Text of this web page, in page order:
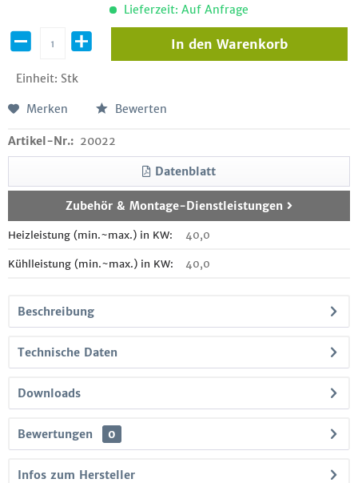
Lieferzeit: Auf Anfrage
Einheit: Stk
In den Warenkorb
Merken Bewerten
Artikel-Nr.: 20022
Datenblatt
Zubehör & Montage-Dienstleistungen
Heizleistung (min.~max.) in KW: 40,0
Kühlleistung (min.~max.) in KW: 40,0
Beschreibung
Technische Daten
Downloads
Bewertungen 0
Infos zum Hersteller